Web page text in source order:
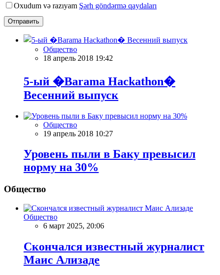
Oxudum və razıyam Şərh göndərmə qaydaları
Отправить
Общество
18 апрель 2018 19:42
5-ый �Barama Hackathon�
Весенний выпуск
Общество
19 апрель 2018 10:27
Уровень пыли в Баку превысил
норму на 30%
Общество
Общество
6 март 2025, 20:06
Скончался известный журналист
Маис Ализаде